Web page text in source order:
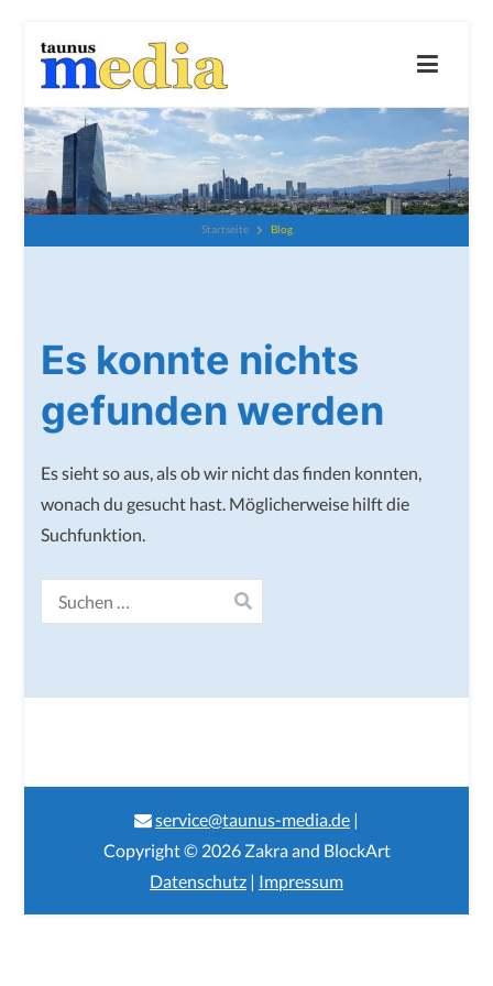
Inhalt
taunus-media GbR
Startseite Blog
Es konnte nichts
gefunden werden
Es sieht so aus, als ob wir nicht das finden konnten,
wonach du gesucht hast. Möglicherweise hilft die
Suchfunktion.
Suchen
nach:
service@taunus-media.de |
Copyright © 2026 Zakraand BlockArt
Datenschutz | Impressum